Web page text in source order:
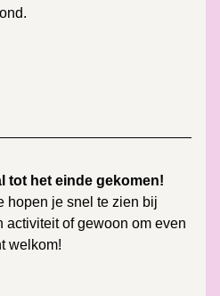
tot het einde gekomen!
hopen je snel te zien bij
activiteit of gewoon om even
welkom!